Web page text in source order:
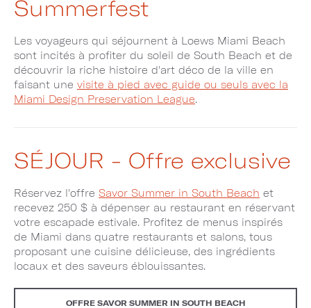
Summerfest
Les voyageurs qui séjournent à Loews Miami Beach
sont incités à profiter du soleil de South Beach et de
découvrir la riche histoire d'art déco de la ville en
faisant une visite à pied avec guide ou seuls avec la
Miami Design Preservation League.
SÉJOUR - Offre exclusive
Réservez l'offre Savor Summer in South Beach et
recevez 250 $ à dépenser au restaurant en réservant
votre escapade estivale. Profitez de menus inspirés
de Miami dans quatre restaurants et salons, tous
proposant une cuisine délicieuse, des ingrédients
locaux et des saveurs éblouissantes.
OFFRE SAVOR SUMMER IN SOUTH BEACH